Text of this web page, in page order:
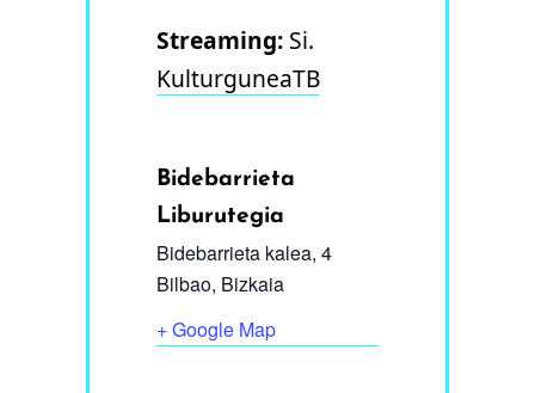
Streaming: Si.
KulturguneaTB
Bidebarrieta
Liburutegia
Bidebarrieta kalea, 4
Bilbao, Bizkaia
+ Google Map